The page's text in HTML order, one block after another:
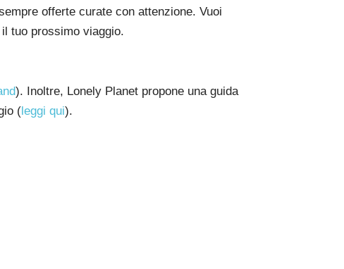
offerte curate con attenzione. Vuoi
tuo prossimo viaggio.
). Inoltre, Lonely Planet propone una guida
( leggi qui).